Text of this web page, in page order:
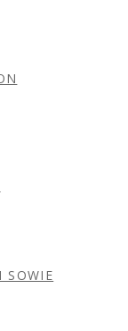
SOWIE